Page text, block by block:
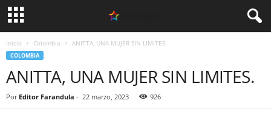
Inicio Colombia ANITTA, UNA MUJER SIN LIMITES.
COLOMBIA
ANITTA, UNA MUJER SIN LIMITES.
Por Editor Farandula - 22 marzo, 2023 926